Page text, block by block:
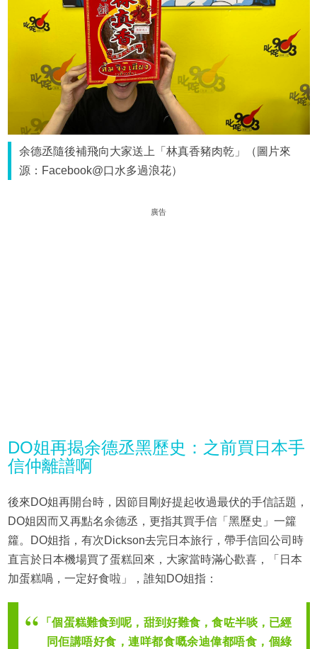
余德丞隨後補飛向大家送上「林真香豬肉乾」（圖片來
源：Facebook@口水多過浪花）
廣告
DO姐再揭余德丞黑歷史：之前買日本手
信仲離譜啊
後來DO姐再開台時，因節目剛好提起收過最伏的手信話題，
DO姐因而又再點名余德丞，更指其買手信「黑歷史」一籮
籮。DO姐指，有次Dickson去完日本旅行，帶手信回公司時
直言於日本機場買了蛋糕回來，大家當時滿心歡喜，「日本
加蛋糕喎，一定好食啦」，誰知DO姐指：
「個蛋糕難食到呢，甜到好難食，食咗半啖，已經
同佢講唔好食，連咩都食嘅余迪偉都唔食，個綠